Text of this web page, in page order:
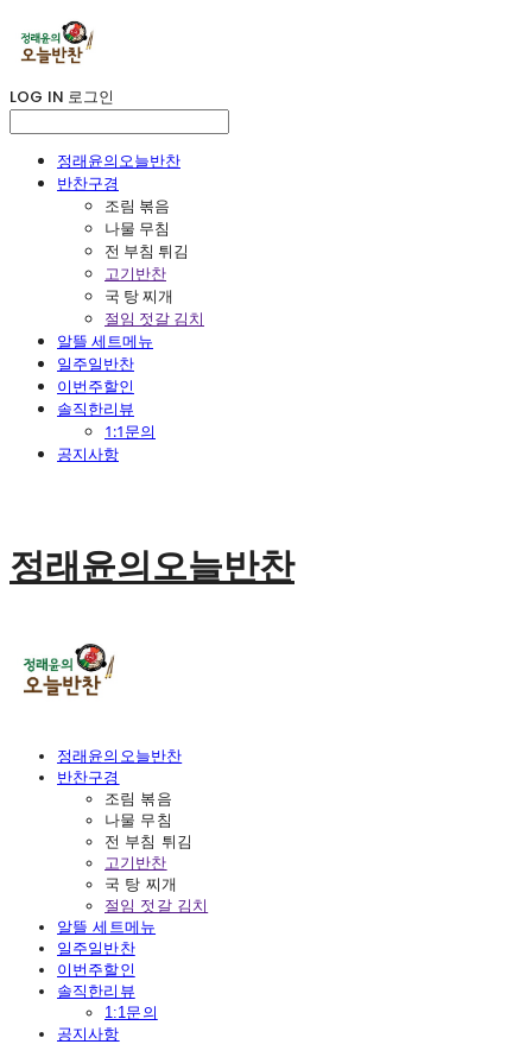
LOG IN 로그인
정래윤의오늘반찬
반찬구경
조림 볶음
나물 무침
전 부침 튀김
고기반찬
국 탕 찌개
절임 젓갈 김치
알뜰 세트메뉴
일주일반찬
이번주할인
솔직한리뷰
1:1문의
공지사항
정래윤의오늘반찬
정래윤의오늘반찬
반찬구경
조림 볶음
나물 무침
전 부침 튀김
고기반찬
국 탕 찌개
절임 젓갈 김치
알뜰 세트메뉴
일주일반찬
이번주할인
솔직한리뷰
1:1문의
공지사항